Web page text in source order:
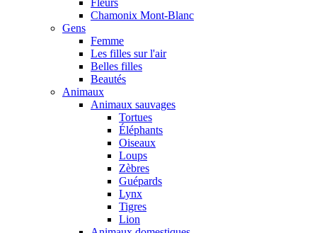
Fleurs
Chamonix Mont-Blanc
Gens
Femme
Les filles sur l'air
Belles filles
Beautés
Animaux
Animaux sauvages
Tortues
Éléphants
Oiseaux
Loups
Zèbres
Guépards
Lynx
Tigres
Lion